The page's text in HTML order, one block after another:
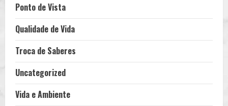
Ponto de Vista
Qualidade de Vida
Troca de Saberes
Uncategorized
Vida e Ambiente